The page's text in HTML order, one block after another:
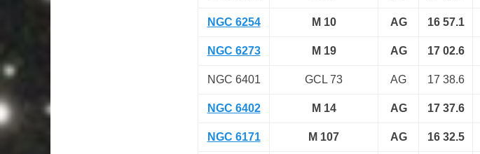
NGC 6254 M 10 AG 16 57.1
NGC 6273 M 19 AG 17 02.6
NGC 6401 GCL 73 AG 17 38.6
NGC 6402 M 14 AG 17 37.6
NGC 6171 M 107 AG 16 32.5